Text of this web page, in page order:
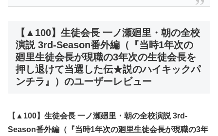
【▲100】生徒会長 一ノ瀬廻里・朝の全校
演説 3rd-Season番外編（『当時1年次の
廻里生徒会長が現職の3年次の生徒会長を
押し退けて当選した伝★説のハイキックパ
ンチラ』）のユーザーレビュー
【▲100】生徒会長 一ノ瀬廻里・朝の全校演説 3rd-
Season番外編（『当時1年次の廻里生徒会長が現職の3年